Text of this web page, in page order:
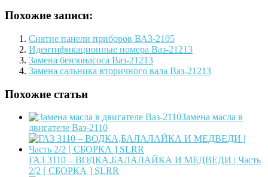
Похожие записи:
Снятие панели приборов ВАЗ-2105
Идентификационные номера Ваз-21213
Замена бензонасоса Ваз-21213
Замена сальника вторичного вала Ваз-21213
Похожие статьи
Замена масла в
двигателе Ваз-2110
ГАЗ 3110 – ВОДКА,БАЛАЛАЙКА И МЕДВЕДИ | Часть
2/2 [ СБОРКА ] SLRR